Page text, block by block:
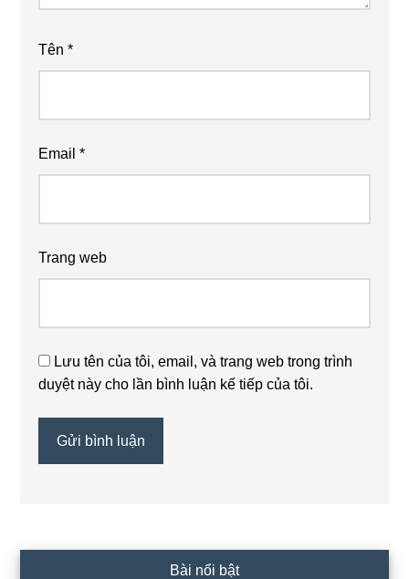
Tên*
Email*
Trang web
Lưu tên của tôi, email, và trang web trong trình
duyệt này cho lần bình luận kế tiếp của tôi.
Bài nổi bật